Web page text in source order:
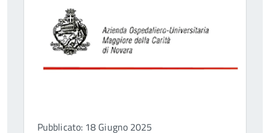
Pubblicato: 18 Giugno 2025